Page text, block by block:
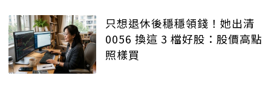
只想退休後穩穩領錢！她出清
0056 換這 3 檔好股：股價高點
照樣買